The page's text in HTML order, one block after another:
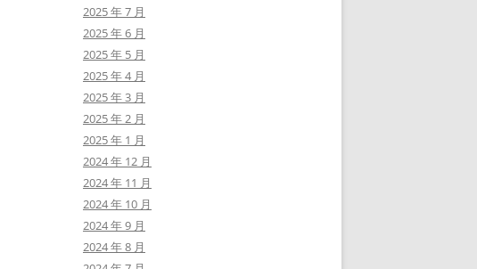
2025 年 7 月
2025 年 6 月
2025 年 5 月
2025 年 4 月
2025 年 3 月
2025 年 2 月
2025 年 1 月
2024 年 12 月
2024 年 11 月
2024 年 10 月
2024 年 9 月
2024 年 8 月